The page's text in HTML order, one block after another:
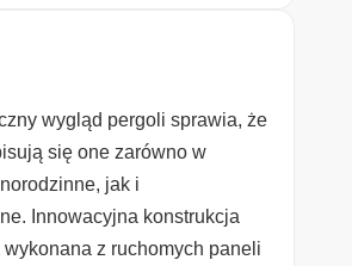
wygląd pergoli sprawia, że
się one zarówno w
jak i
Innowacyjna konstrukcja
z ruchomych paneli